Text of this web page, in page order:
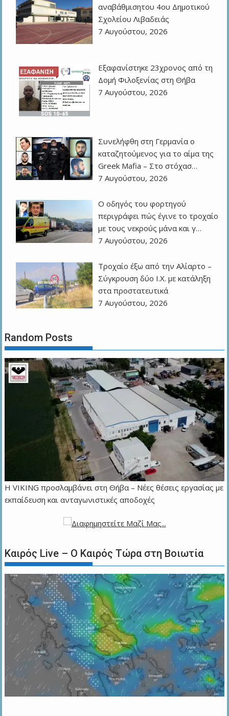
αναβάθμισητου 4ου Δημοτικού
Σχολείου Λιβαδειάς
7 Αυγούστου, 2026
Εξαφανίστηκε 23χρονος από τη
Δομή Φιλοξενίας στη Θήβα
7 Αυγούστου, 2026
Συνελήφθη στη Γερμανία ο
καταζητούμενος για το αίμα της
Greek Mafia – Στο στόχασ…
7 Αυγούστου, 2026
Ο οδηγός του φορτηγού
περιγράφει πώς έγινε το τροχαίο
με τους νεκρούς μάνα και γ…
7 Αυγούστου, 2026
Τροχαίο έξω από την Αλίαρτο –
Σύγκρουση δύο Ι.Χ. με κατάληξη
στα προστατευτικά
7 Αυγούστου, 2026
Random Posts
Η VIKING προσλαμβάνει στη Θήβα – Νέες θέσεις εργασίας με
εκπαίδευση και ανταγωνιστικές αποδοχές
Καιρός Live – Ο Καιρός Τώρα στη Βοιωτία